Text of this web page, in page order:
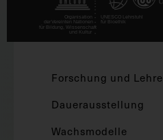
Forschung und Lehre
Dauerausstellung
Wachsmodelle